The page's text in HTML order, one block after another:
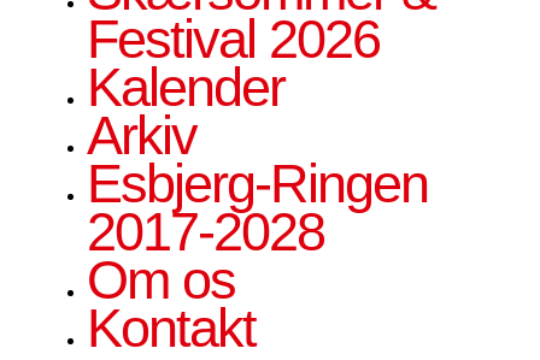
Festival 2026
Kalender
Arkiv
Esbjerg-Ringen
2017-2028
Om os
Kontakt